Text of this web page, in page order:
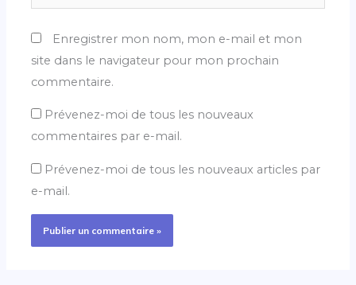
Enregistrer mon nom, mon e-mail et mon
site dans le navigateur pour mon prochain
commentaire.
Prévenez-moi de tous les nouveaux
commentaires par e-mail.
Prévenez-moi de tous les nouveaux articles par
e-mail.